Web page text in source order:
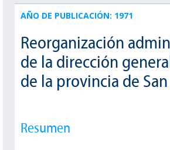
AÑO DE PUBLICACIÓN: 1971
Reorganización
de la dirección
de la provincia de
Resumen